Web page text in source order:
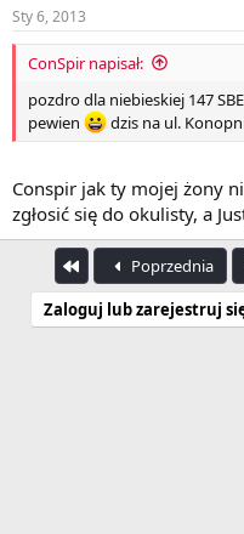
Sty 6, 2013
ConSpir napisał:
pozdro dla niebieskiej 147
pewien
dzis na ul.
Conspir jak ty mojej żony
zgłosić się do okulisty, a
PierwszyPoprzednia
Zaloguj lub zarejestruj